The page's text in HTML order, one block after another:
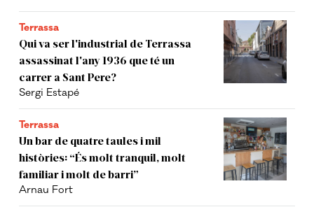
Terrassa
Qui va ser l'industrial de Terrassa
assassinat l'any 1936 que té un
carrer a Sant Pere?
Sergi Estapé
Terrassa
Un bar de quatre taules i mil
històries: “És molt tranquil, molt
familiar i molt de barri”
Arnau Fort